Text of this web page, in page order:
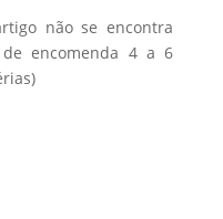
não se encontra
de encomenda 4 a 6